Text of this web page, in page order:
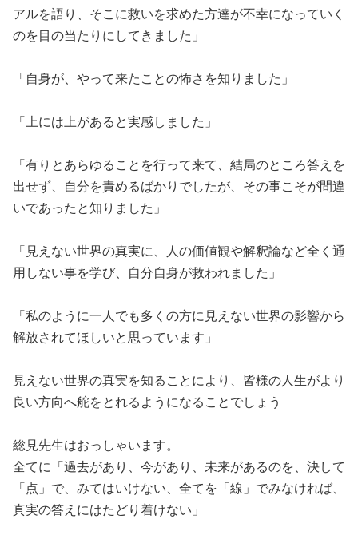
アルを語り、そこに救いを求めた方達が不幸になっていく
のを目の当たりにしてきました」
「自身が、やって来たことの怖さを知りました」
「上には上があると実感しました」
「有りとあらゆることを行って来て、結局のところ答えを
出せず、自分を責めるばかりでしたが、その事こそが間違
いであったと知りました」
「見えない世界の真実に、人の価値観や解釈論など全く通
用しない事を学び、自分自身が救われました」
「私のように一人でも多くの方に見えない世界の影響から
解放されてほしいと思っています」
見えない世界の真実を知ることにより、皆様の人生がより
良い方向へ舵をとれるようになることでしょう
総見先生はおっしゃいます。
全てに「過去があり、今があり、未来があるのを、決して
「点」で、みてはいけない、全てを「線」でみなければ、
真実の答えにはたどり着けない」